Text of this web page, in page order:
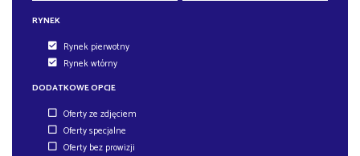
RYNEK
Rynek pierwotny
Rynek wtórny
DODATKOWE OPCJE
Oferty ze zdjęciem
Oferty specjalne
Oferty bez prowizji